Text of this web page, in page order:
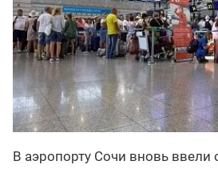
В аэропорту Сочи вновь ввели